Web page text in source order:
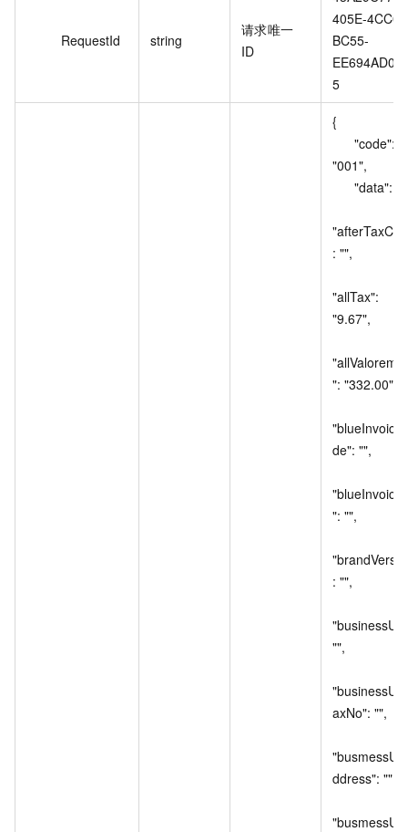
RequestId string
请求唯一
ID
405E-4CC0-
BC55-
5
{
"001",
: "",
"allTax":
"9.67",
": "332.00",
de": "",
": "",
: "",
"",
axNo": "",
ddress": "",